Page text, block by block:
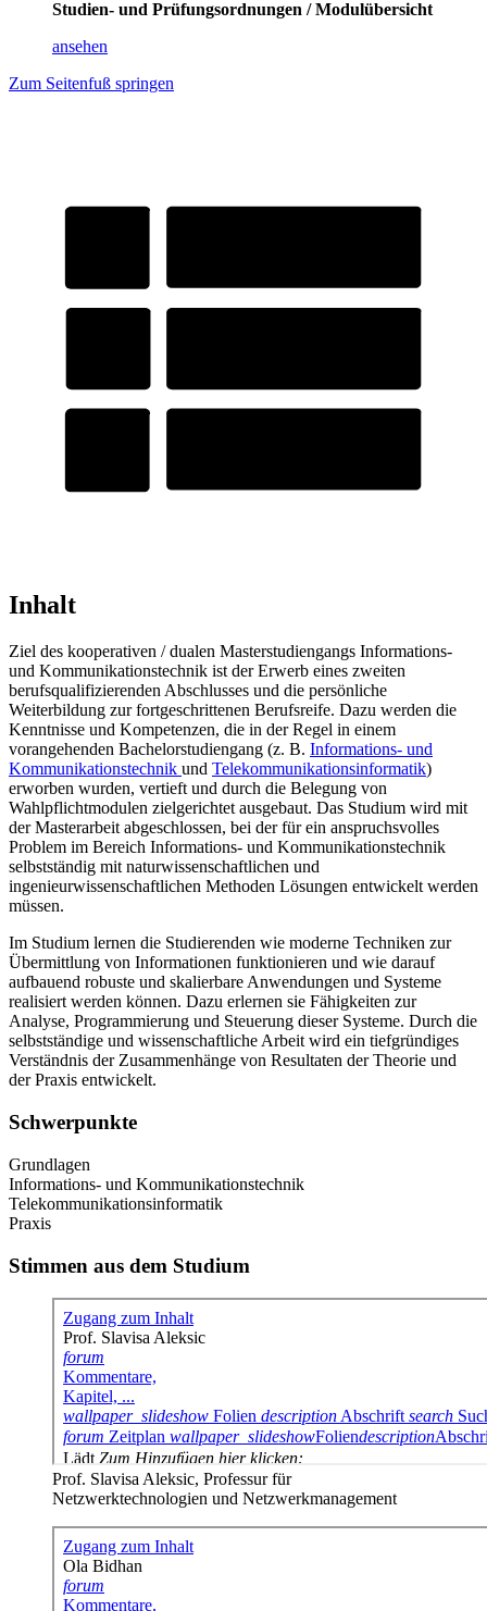
Studien- und Prüfungsordnungen / Modulübersicht
ansehen
Zum Seitenfuß springen
Inhalt
Ziel des kooperativen / dualen Masterstudiengangs Informations-
und Kommunikationstechnik ist der Erwerb eines zweiten
berufsqualifizierenden Abschlusses und die persönliche
Weiterbildung zur fortgeschrittenen Berufsreife. Dazu werden die
Kenntnisse und Kompetenzen, die in der Regel in einem
vorangehenden Bachelorstudiengang (z. B. Informations- und
Kommunikationstechnik und Telekommunikationsinformatik)
erworben wurden, vertieft und durch die Belegung von
Wahlpflichtmodulen zielgerichtet ausgebaut. Das Studium wird mit
der Masterarbeit abgeschlossen, bei der für ein anspruchsvolles
Problem im Bereich Informations- und Kommunikationstechnik
selbstständig mit naturwissenschaftlichen und
ingenieurwissenschaftlichen Methoden Lösungen entwickelt werden
müssen.
Im Studium lernen die Studierenden wie moderne Techniken zur
Übermittlung von Informationen funktionieren und wie darauf
aufbauend robuste und skalierbare Anwendungen und Systeme
realisiert werden können. Dazu erlernen sie Fähigkeiten zur
Analyse, Programmierung und Steuerung dieser Systeme. Durch die
selbstständige und wissenschaftliche Arbeit wird ein tiefgründiges
Verständnis der Zusammenhänge von Resultaten der Theorie und
der Praxis entwickelt.
Schwerpunkte
Grundlagen
Informations- und Kommunikationstechnik
Telekommunikationsinformatik
Praxis
Stimmen aus dem Studium
Prof. Slavisa Aleksic, Professur für
Netzwerktechnologien und Netzwerkmanagement